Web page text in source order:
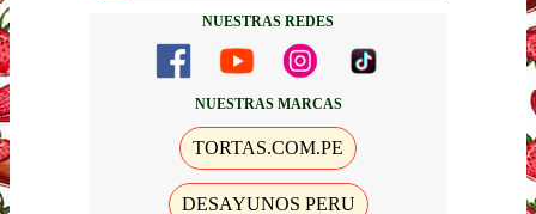
NUESTRAS REDES
NUESTRAS MARCAS
TORTAS.COM.PE
DESAYUNOS PERU